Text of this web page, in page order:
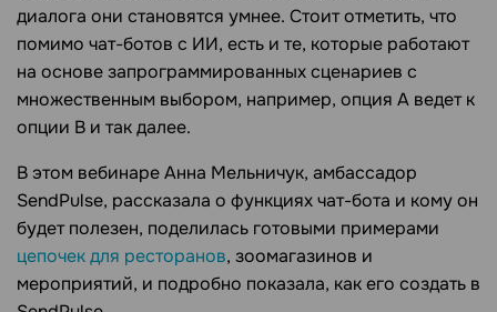
диалога они становятся умнее. Стоит отметить, что
помимо чат-ботов с ИИ, есть и те, которые работают
на основе запрограммированных сценариев с
множественным выбором, например, опция А ведет к
опции B и так далее.
В этом вебинаре Анна Мельничук, амбассадор
SendPulse, рассказала о функциях чат-бота и кому он
будет полезен, поделилась готовыми примерами
цепочек для ресторанов, зоомагазинов и
мероприятий, и подробно показала, как его создать в